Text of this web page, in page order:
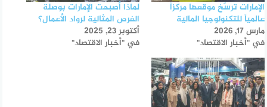
الإمارات ترسّخ موقعها مركزاً
عالمياً للتكنولوجيا المالية
مارس 17, 2026
في "أخبار الاقتصاد"
لماذا أصبحت الإمارات بوصلة
الفرص المثالية لرواد الأعمال؟
أكتوبر 23, 2025
في "أخبار الاقتصاد"